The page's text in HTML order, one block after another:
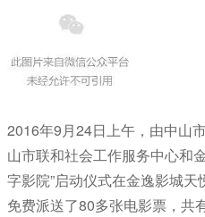
2016年9月24日上午，由中山
山市联和社会工作服务中心和
字影院”启动仪式在金逸影城
免费派送了80多张电影票，共